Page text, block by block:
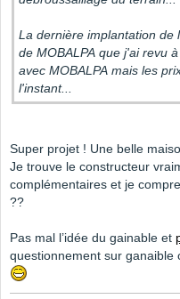
La dernière implantation
de MOBALPA que j'ai revu
avec MOBALPA mais les
l'instant...
Super projet ! Une belle
Je trouve le constructeur
complémentaires et je
??
Pas mal l’idée du gainable et
questionnement sur ganaible